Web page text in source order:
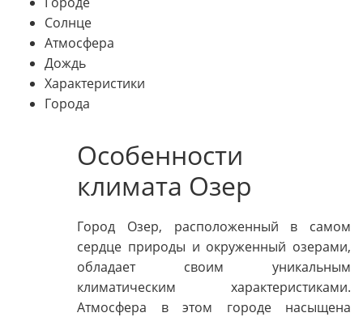
Солнце
Атмосфера
Дождь
Характеристики
Города
Особенности
климата Озер
Город Озер, расположенный в самом
сердце природы и окруженный озерами,
обладает своим уникальным
климатическим характеристиками.
Атмосфера в этом городе насыщена